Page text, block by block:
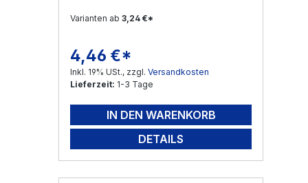
Varianten ab 3,24 €*
Regulärer Preis:
4,46 €*
Inkl. 19% USt., zzgl. Versandkosten
Lieferzeit: 1-3 Tage
IN DEN WARENKORB
DETAILS